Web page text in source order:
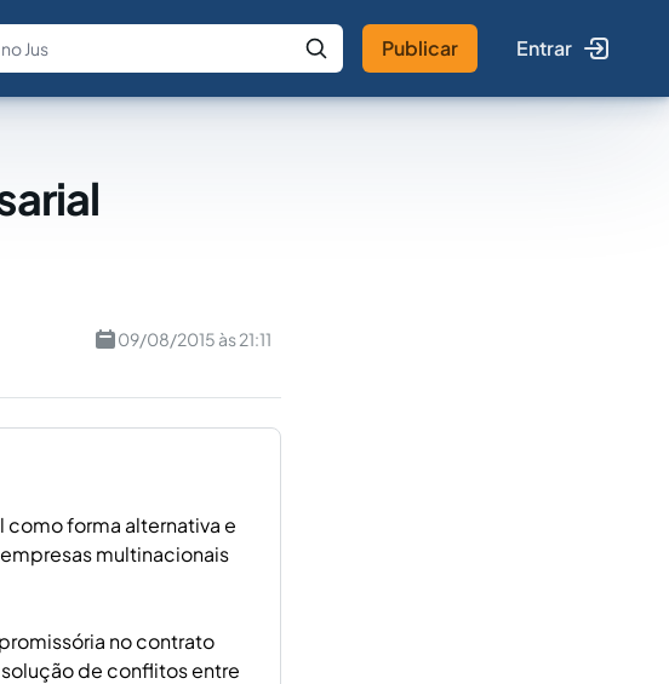
Fale com a IA Buscar no Jus
Publicar Entrar
09/08/2015 às 21:11
como forma alternativa e
multinacionais
no contrato
de conflitos entre